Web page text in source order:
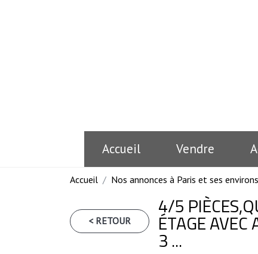
Accueil Vendre
Accueil Nos annonces à Paris et ses environs
< RETOUR
4/5
ÉTAGE AVEC
3 ...